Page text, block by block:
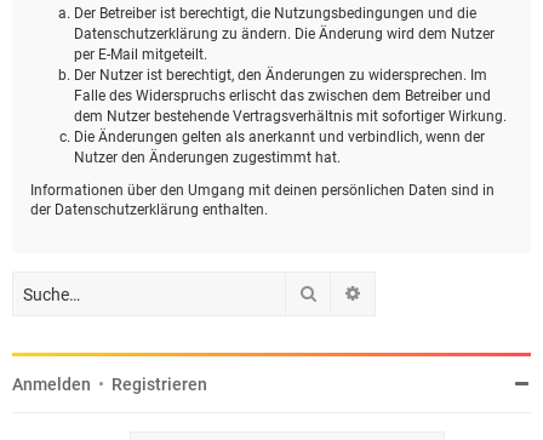
Der Betreiber ist berechtigt, die Nutzungsbedingungen und die
Datenschutzerklärung zu ändern. Die Änderung wird dem Nutzer
per E-Mail mitgeteilt.
Der Nutzer ist berechtigt, den Änderungen zu widersprechen. Im
Falle des Widerspruchs erlischt das zwischen dem Betreiber und
dem Nutzer bestehende Vertragsverhältnis mit sofortiger Wirkung.
Die Änderungen gelten als anerkannt und verbindlich, wenn der
Nutzer den Änderungen zugestimmt hat.
Informationen über den Umgang mit deinen persönlichen Daten sind in
der Datenschutzerklärung enthalten.
Suche
Anmelden • Registrieren